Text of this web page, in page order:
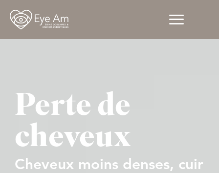
Perte de
cheveux
Cheveux moins denses, cuir